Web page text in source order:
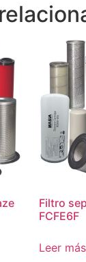
Filtro
FCFE6F
Leer más